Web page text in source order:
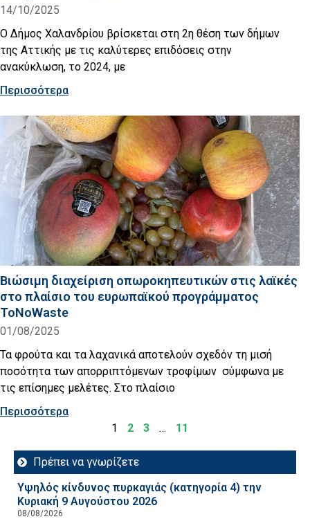
14/10/2025
Ο Δήμος Χαλανδρίου βρίσκεται στη 2η θέση των δήμων
της Αττικής με τις καλύτερες επιδόσεις στην
ανακύκλωση, το 2024, με
Περισσότερα
Βιώσιμη διαχείριση οπωροκηπευτικών στις λαϊκές
στο πλαίσιο του ευρωπαϊκού προγράμματος
ToNoWaste
01/08/2025
Τα φρούτα και τα λαχανικά αποτελούν σχεδόν τη μισή
ποσότητα των απορριπτόμενων τροφίμων σύμφωνα με
τις επίσημες μελέτες. Στο πλαίσιο
Περισσότερα
1
2 3 … 11
Πρέπει να γνωρίζετε
Υψηλός κίνδυνος πυρκαγιάς (κατηγορία 4) την
Κυριακή 9 Αυγούστου 2026
08/08/2026